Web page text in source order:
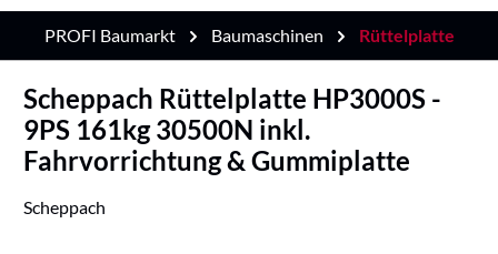
PROFI Baumarkt Baumaschinen Rüttelplatte
Scheppach Rüttelplatte HP3000S -
9PS 161kg 30500N inkl.
Fahrvorrichtung & Gummiplatte
Scheppach